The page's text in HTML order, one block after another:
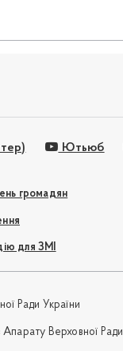
Ютьюб
громадян
для ЗМІ
Ради України
Апарату Верховної Ради